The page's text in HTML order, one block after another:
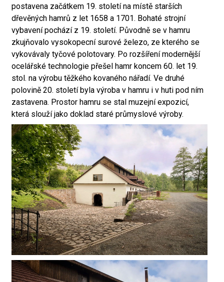
postavena začátkem 19. století na místě starších
dřevěných hamrů z let 1658 a 1701. Bohaté strojní
vybavení pochází z 19. století. Původně se v hamru
zkujňovalo vysokopecní surové železo, ze kterého se
vykovávaly tyčové polotovary. Po rozšíření modernější
ocelářské technologie přešel hamr koncem 60. let 19.
stol. na výrobu těžkého kovaného nářadí. Ve druhé
polovině 20. století byla výroba v hamru i v huti pod ním
zastavena. Prostor hamru se stal muzejní expozicí,
která slouží jako doklad staré průmyslové výroby.